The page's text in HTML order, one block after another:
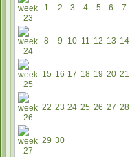
1 2 3 4 5 6 7
8 9 10 11 12 13 14
15 16 17 18 19 20 21
22 23 24 25 26 27 28
29 30